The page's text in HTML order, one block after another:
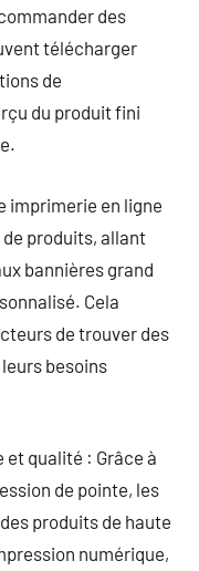
des
télécharger
de
du produit fini
imprimerie en ligne
produits, allant
bannières grand
Cela
de trouver des
besoins
et qualité : Grâce à
de pointe, les
produits de haute
numérique,